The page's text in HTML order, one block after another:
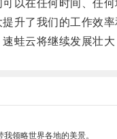
在任何时间、任何
了我们的工作效率
云将继续发展壮大
领略世界各地的美景。